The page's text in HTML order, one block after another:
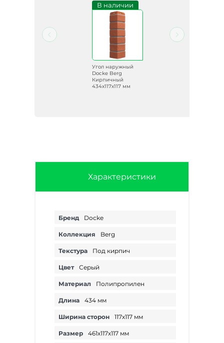
В наличии
Угол наружный
Docke Berg
Кирпичный
434х117х117 мм
Характеристики
Бренд Docke
Коллекция Berg
Текстура Под кирпич
Цвет Серый
Материал Полипропилен
Длина 434 мм
Ширина сторон 117х117 мм
Размер 461х117х117 мм